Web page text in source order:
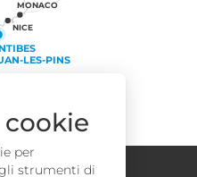
LES-PINS
NICE
MONACO
Area operatori
per
strumenti di